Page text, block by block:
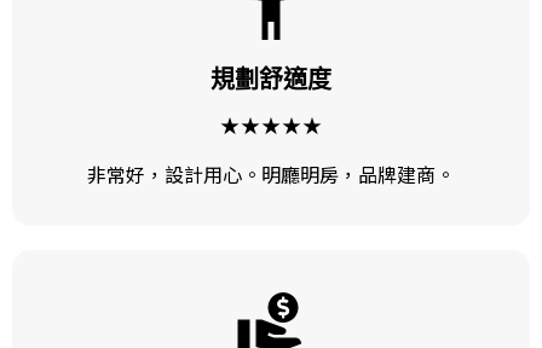
規劃舒適度
★★★★★
非常好，設計用心。明廳明房，品牌建商。